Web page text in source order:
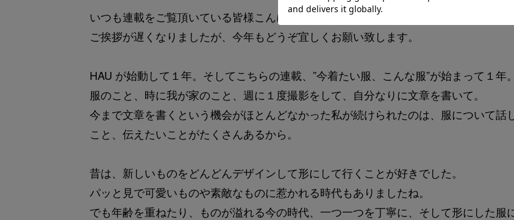
いつも連載をご覧頂いている皆様こんにちは。
ご挨拶が遅くなりましたが、今年もどうぞ宜しくお願い致します。
HAU が始動して１年。そしてこちらの連載、”今着たい服、こんな服”が始まって１年。
服のこと、時に我が家のこと、週に１度撮影をして、自分なりに文章を書いて。
今まで文章を書くという機会がほとんどなかった私が続けられたのは、服について話
こと、伝えたいことがたくさんあるから。
昔は、新しいものをどんどんデザインして形にして行くことが好きでした。
パッと見で可愛いものや素敵なものに惹かれる時代もありましたね。
でも年齢を重ねたり、ものが溢れる今の時代、一つ一つを丁寧に、そして形にした服